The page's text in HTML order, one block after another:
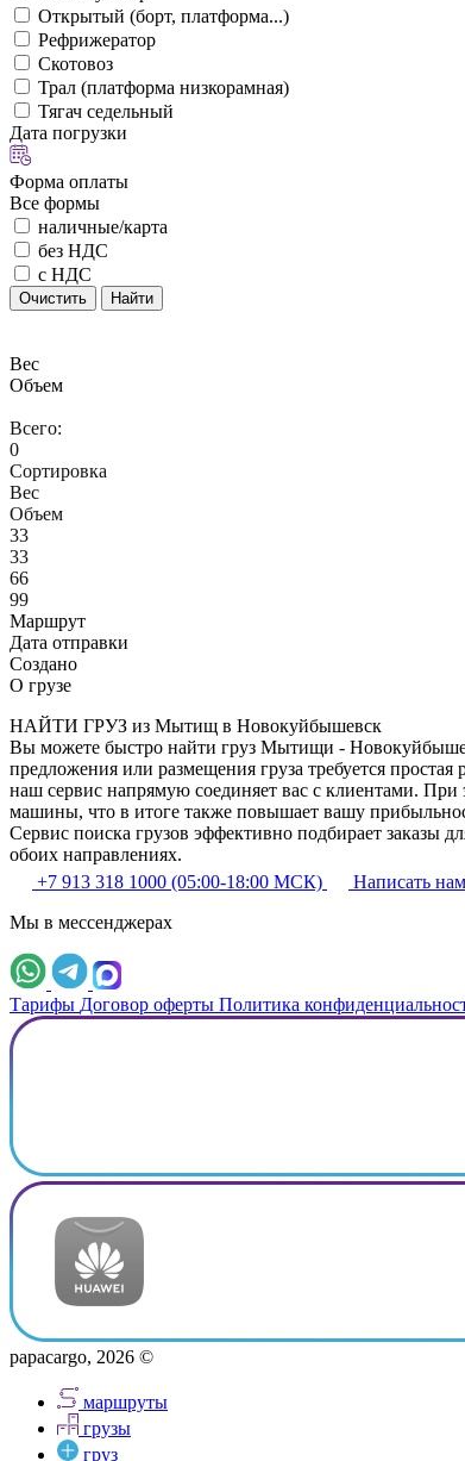
Открытый (борт, платформа...)
Рефрижератор
Скотовоз
Трал (платформа низкорамная)
Тягач седельный
Дата погрузки
Форма оплаты
Все формы
наличные/карта
без НДС
с НДС
Очистить Найти
Вес
Объем
Всего:
0
Сортировка
Вес
Объем
33
33
66
99
Маршрут
Дата отправки
Создано
О грузе
НАЙТИ ГРУЗ из Мытищ в Новокуйбышевск
Вы можете быстро найти груз Мытищи -
предложения или размещения груза требуется
наш сервис напрямую соединяет вас с клиентами.
машины, что в итоге также повышает вашу
Сервис поиска грузов эффективно подбирает заказы
обоих направлениях.
+7 913 318 1000 (05:00-18:00 МСК)
Написать нам
Мы в мессенджерах
Тарифы Договор оферты Политика
papacargo, 2026 ©
маршруты
грузы
груз